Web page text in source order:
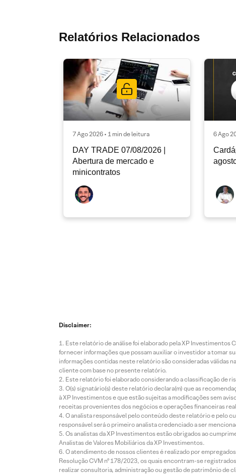
Relatórios Relacionados
7 Ago 2026 • 1 min de leitura
DAY TRADE 07/08/2026 |
Abertura de mercado e
minicontratos
6 Ago
Disclaimer:
Este relatório de análise foi elaborado pela XP Investimentos
fornecer informações que possam auxiliar o investidor a tomar
informações contidas neste relatório são consideradas válidas
cliente com base no presente relatório.
Este relatório foi elaborado considerando a classificação de
O(s) signatário(s) deste relatório declara(m) que as
à XP Investimentos e que estão sujeitas a modificações sem
receitas provenientes dos negócios e operações financeiras
O analista responsável pelo conteúdo deste relatório e pelo
responsável será o primeiro analista credenciado a ser
Os analistas da XP Investimentos estão obrigados ao
Analistas de Valores Mobiliários da XP Investimentos.
O atendimento de nossos clientes é realizado por
Resolução CVM nº 178/2023, os quais encontram-se
realizar consultoria, administração ou gestão de patrimônio de